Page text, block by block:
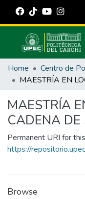
Communities &
All of DSpace
Estadísticas Externas
Home
Centro de
MAESTRÍA
CADENA DE
Permanent URI for
https://
Browse